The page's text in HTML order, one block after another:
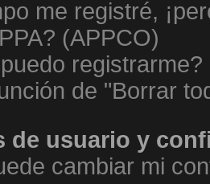
me registré,
(APPCO)
registrarme?
de "Borrar
de usuario y
cambiar mi